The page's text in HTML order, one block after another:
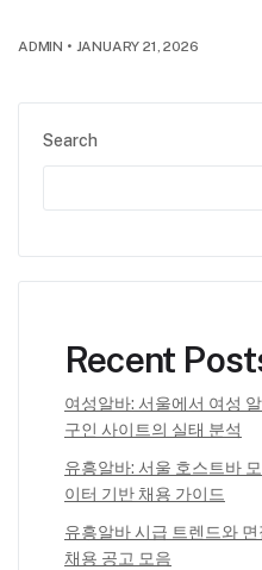
Search
Recent
여성알바: 서울에서 여성
구인 사이트의 실태 분석
유흥알바: 서울 호스트바
이터 기반 채용 가이드
유흥알바 시급 트렌드와 면
채용 공고 모음
ADMIN • JANUARY 21, 2026